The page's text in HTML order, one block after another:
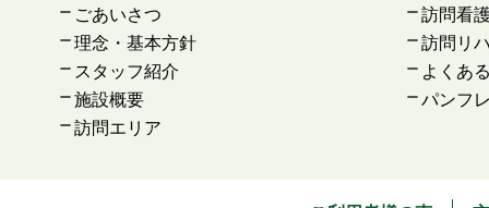
ごあいさつ
理念・基本方針
スタッフ紹介
施設概要
訪問エリア
訪問看
訪問リ
よくあ
パンフ